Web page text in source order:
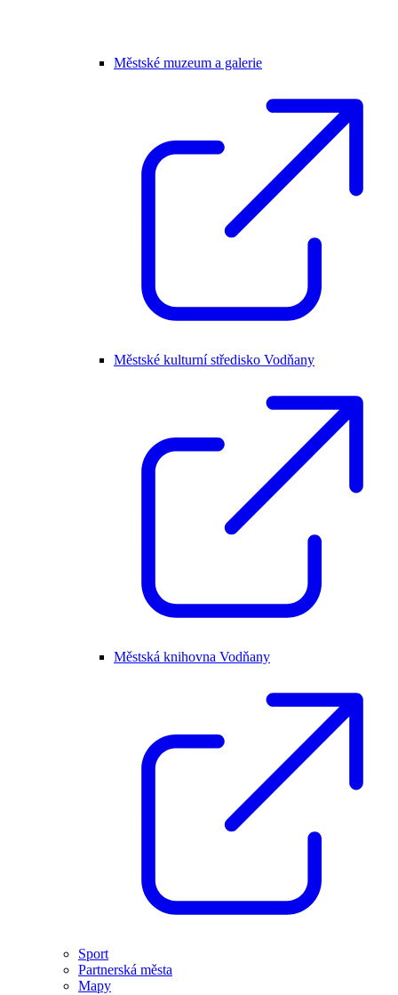
Městské muzeum a galerie
Městské kulturní středisko Vodňany
Městská knihovna Vodňany
Sport
Partnerská města
Mapy